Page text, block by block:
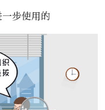
步使用的